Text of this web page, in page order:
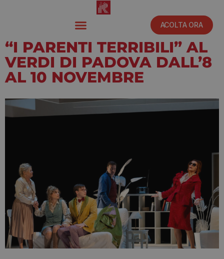
ACOLTA ORA
“I PARENTI TERRIBILI” AL
VERDI DI PADOVA DALL’8
AL 10 NOVEMBRE